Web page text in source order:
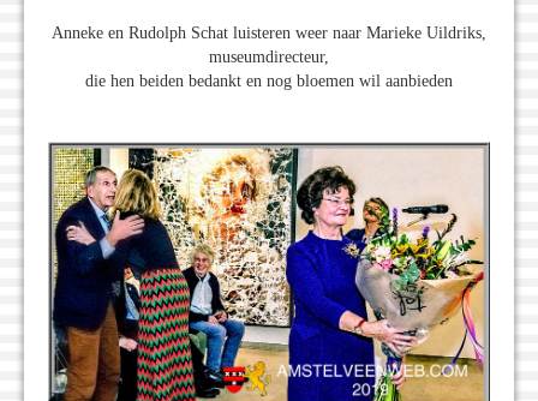
Anneke en Rudolph Schat luisteren weer naar Marieke Uildriks,
museumdirecteur,
die hen beiden bedankt en nog bloemen wil aanbieden